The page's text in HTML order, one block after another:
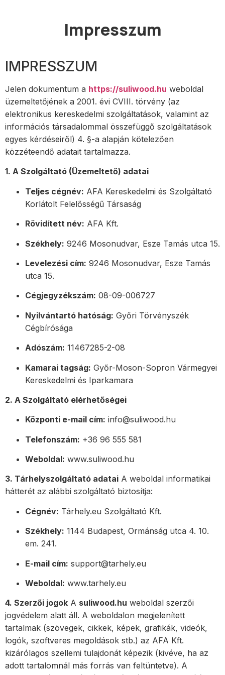
Impresszum
IMPRESSZUM
Jelen dokumentum a https://suliwood.hu weboldal
üzemeltetőjének a 2001. évi CVIII. törvény (az
elektronikus kereskedelmi szolgáltatások, valamint az
információs társadalommal összefüggő szolgáltatások
egyes kérdéseiről) 4. §-a alapján kötelezően
közzéteendő adatait tartalmazza.
1. A Szolgáltató (Üzemeltető) adatai
Teljes cégnév: AFA Kereskedelmi és Szolgáltató
Korlátolt Felelősségű Társaság
Rövidített név: AFA Kft.
Székhely: 9246 Mosonudvar, Esze Tamás utca 15.
Levelezési cím: 9246 Mosonudvar, Esze Tamás
utca 15.
Cégjegyzékszám: 08-09-006727
Nyilvántartó hatóság: Győri Törvényszék
Cégbírósága
Adószám: 11467285-2-08
Kamarai tagság: Győr-Moson-Sopron Vármegyei
Kereskedelmi és Iparkamara
2. A Szolgáltató elérhetőségei
Központi e-mail cím: info@suliwood.hu
Telefonszám: +36 96 555 581
Weboldal: www.suliwood.hu
3. Tárhelyszolgáltató adatai A weboldal informatikai
hátterét az alábbi szolgáltató biztosítja:
Cégnév: Tárhely.eu Szolgáltató Kft.
Székhely: 1144 Budapest, Ormánság utca 4. 10.
em. 241.
E-mail cím: support@tarhely.eu
Weboldal: www.tarhely.eu
4. Szerzői jogok A suliwood.hu weboldal szerzői
jogvédelem alatt áll. A weboldalon megjelenített
tartalmak (szövegek, cikkek, képek, grafikák, videók,
logók, szoftveres megoldások stb.) az AFA Kft.
kizárólagos szellemi tulajdonát képezik (kivéve, ha az
adott tartalomnál más forrás van feltüntetve). A